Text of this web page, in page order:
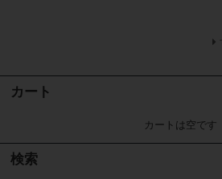
カート
カートは空です
検索